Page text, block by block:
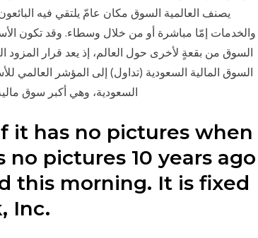
يصنف العالمية السوق مكان عامّ يلتقي فيه
والخدمات إمّا مباشرة أو من خلال وسطاء. وقد تكون
السوق من بقعةٍ لأخرى حول العالم، إذ يعد قرار
السوق المالية السعودية (تداول) إلى المؤشر العالمي
السعودية، وهي أكبر سوق مالية عربية
it has no pictures when
pictures 10 years ago
this morning. It is fixed
Inc.